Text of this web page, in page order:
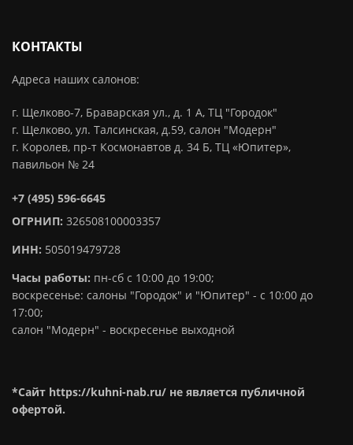
КОНТАКТЫ
Адреса наших салонов:
г. Щелково-7, Браварская ул., д. 1 А, ТЦ "Городок"
г. Щелково, ул. Талсинская, д.59, салон "Модерн"
г. Королев, пр-т Космонавтов д. 34 Б, ТЦ «Юпитер»,
павильон № 24
+7 (495) 596-6645
ОГРНИП: 326508100003357
ИНН: 505019479728
Часы работы: пн-сб с 10:00 до 19:00;
воскресенье: салоны "Городок" и "Юпитер" - с 10:00 до
17:00;
салон "Модерн" - воскресенье выходной
*Сайт https://kuhni-nab.ru/ не является публичной
офертой.